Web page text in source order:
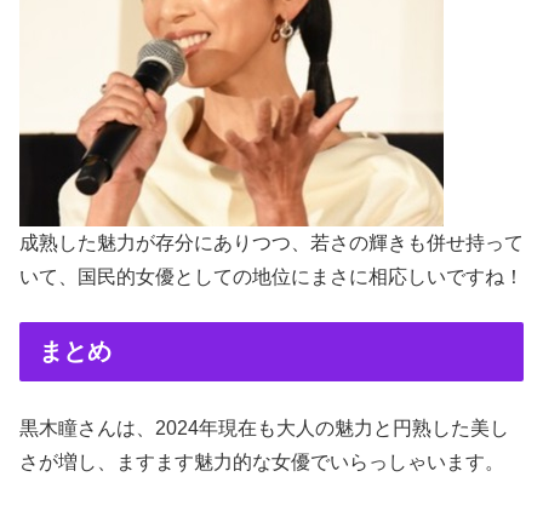
成熟した魅力が存分にありつつ、若さの輝きも併せ持って
いて、国民的女優としての地位にまさに相応しいですね！
まとめ
黒木瞳さんは、2024年現在も大人の魅力と円熟した美し
さが増し、ますます魅力的な女優でいらっしゃいます。